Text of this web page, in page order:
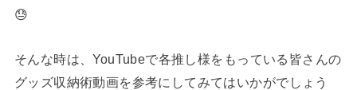
😓
そんな時は、YouTubeで各推し様をもっている皆さんの
グッズ収納術動画を参考にしてみてはいかがでしょう